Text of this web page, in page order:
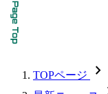
TOPページ chevron_forward